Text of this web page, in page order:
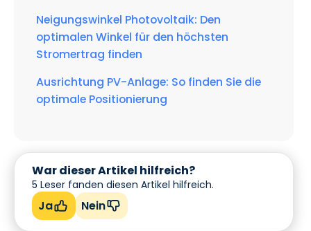
Neigungswinkel Photovoltaik: Den
optimalen Winkel für den höchsten
Stromertrag finden
Ausrichtung PV-Anlage: So finden Sie die
optimale Positionierung
War dieser Artikel hilfreich?
5 Leser fanden diesen Artikel hilfreich.
Ja Nein